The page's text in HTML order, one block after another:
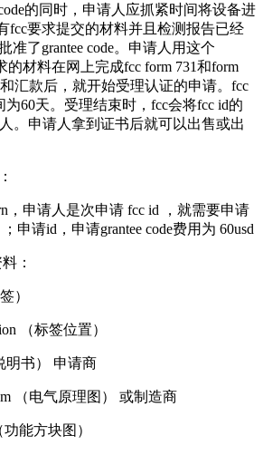
的同时，申请人应抓紧时间将设备进
fcc要求提交的材料并且检测报告已经
准了grantee code。申请人用这个
的材料在网上完成fcc form 731和form
汇款后，就开始受理认证的申请。fcc
60天。受理结束时，fcc会将fcc id的
。申请人拿到证书后就可以出售或出
申请人是次申请 fcc id ，就需要申请
申请id，申请grantee code费用为 60usd
：
）
（标签位置）
书） 申请商
（电气原理图） 或制造商
能方块图）